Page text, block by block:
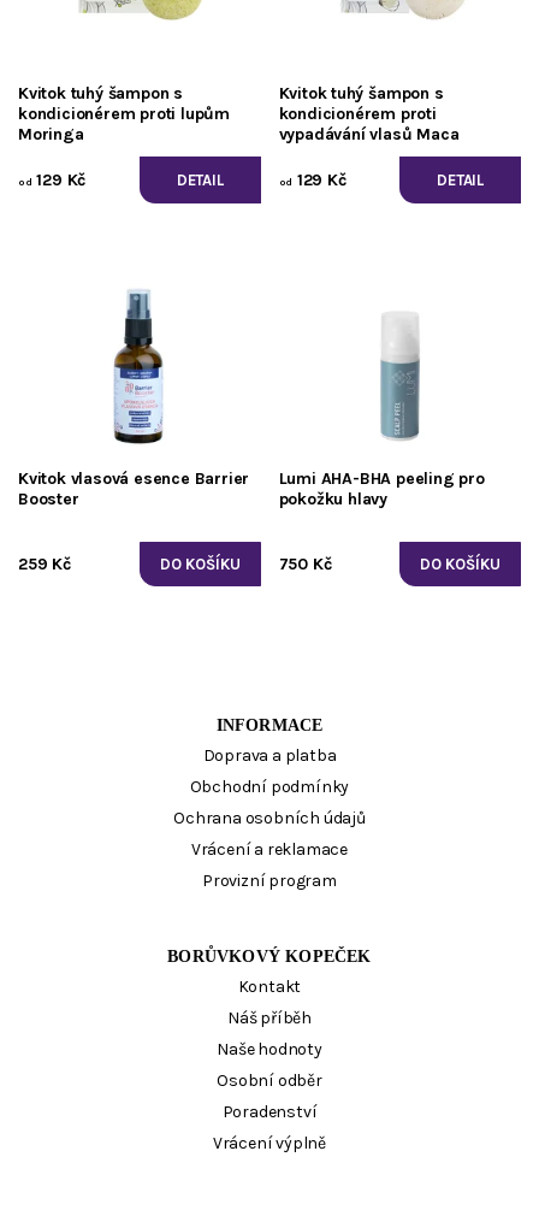
Kvitok tuhý šampon s
kondicionérem proti lupům
Moringa
od 129 Kč DETAIL
Kvitok tuhý šampon s
kondicionérem proti
vypadávání vlasů Maca
od 129 Kč DETAIL
Kvitok vlasová esence Barrier
Booster
259 Kč
Lumi AHA-BHA peeling pro
pokožku hlavy
750 Kč
INFORMACE
Doprava a platba
Obchodní podmínky
Ochrana osobních údajů
Vrácení a reklamace
Provizní program
BORŮVKOVÝ KOPEČEK
Kontakt
Náš příběh
Naše hodnoty
Osobní odběr
Poradenství
Vrácení výplně